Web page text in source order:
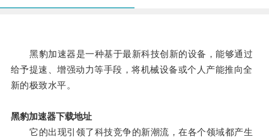
黑豹加速器是一种基于最新科技创新的设备，能够通过
给予提速、增强动力等手段，将机械设备或个人产能推向全
新的极致水平。
黑豹加速器下载地址
它的出现引领了科技竞争的新潮流，在各个领域都产生